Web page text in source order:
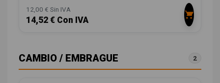
12,00 € Sin IVA
14,52 € Con IVA
CAMBIO / EMBRAGUE 2